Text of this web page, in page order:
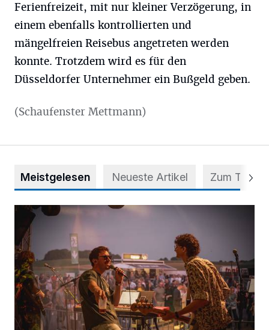
Ferienfreizeit, mit nur kleiner Verzögerung, in
einem ebenfalls kontrollierten und
mängelfreien Reisebus angetreten werden
konnte. Trotzdem wird es für den
Düsseldorfer Unternehmer ein Bußgeld geben.
(Schaufenster Mettmann)
Meistgelesen Neueste Artikel Zum Thema
Mehr als nur ein Festival